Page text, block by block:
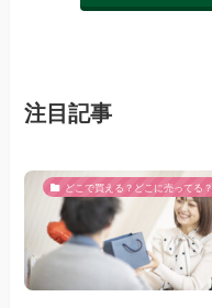
注目記事
どこで買える？どこに売ってる？